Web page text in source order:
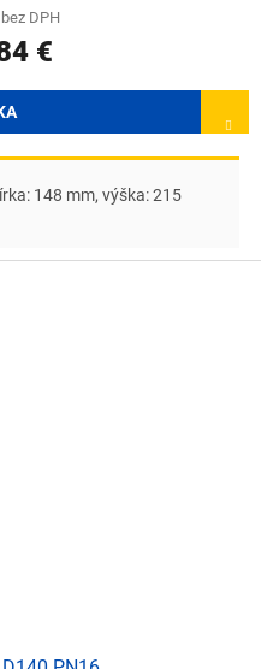
DPH
€
148 mm, výška: 215